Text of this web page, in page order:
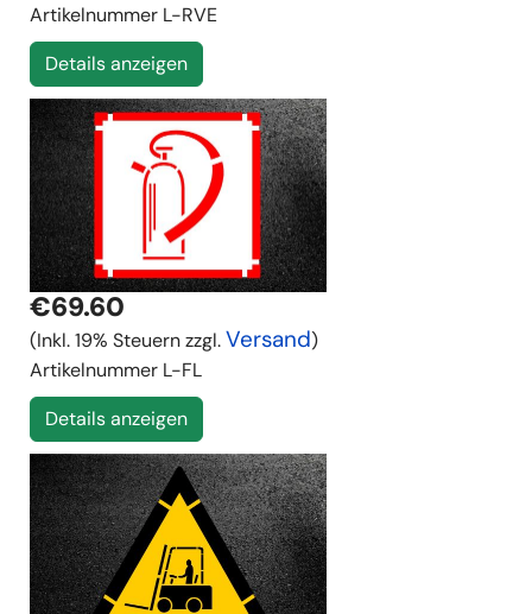
Artikelnummer L-RVE
Details anzeigen
€69.60
(Inkl. 19% Steuern zzgl.Versand)
Artikelnummer L-FL
Details anzeigen